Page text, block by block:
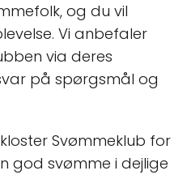
og du vil
Vi anbefaler
via deres
på spørgsmål og
Svømmeklub for
god svømme i dejlige